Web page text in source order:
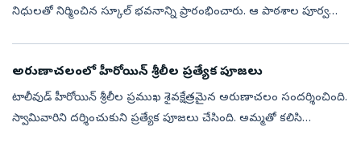
నిధులతో నిర్మించిన స్కూల్ భవనాన్ని ప్రారంభించారు. ఆ పాఠశాల పూర్వ
అరుణాచలంలో హీరోయిన్ శ్రీలీల ప్రత్యేక పూజలు
టాలీవుడ్ హీరోయిన్ శ్రీలీల ప్రముఖ శైవక్షేత్రమైన అరుణాచలం సందర్శించింది.
స్వామివారిని దర్శించుకుని ప్రత్యేక పూజలు చేసింది. అమ్మతో కలిసి